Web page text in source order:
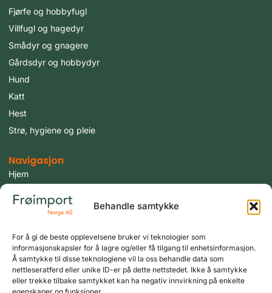
Behandle samtykke
For å gi de beste opplevelsene bruker vi teknologier som
informasjonskapsler for å lagre og/eller få tilgang til enhetsinformasjon.
Å samtykke til disse teknologiene vil la oss behandle data som
nettleseratferd eller unike ID-er på dette nettstedet. Ikke å samtykke
eller trekke tilbake samtykket kan ha negativ innvirkning på enkelte
Fjørfe og hobbyfugl
Villfugl og hagedyr
Smådyr og gnagere
Gårdsdyr og hobbydyr
Hund
Katt
Hest
Strø, hygiene og pleie
Navigasjon
Hjem
Fugler
Aktuelt
Om oss
Kontakt oss